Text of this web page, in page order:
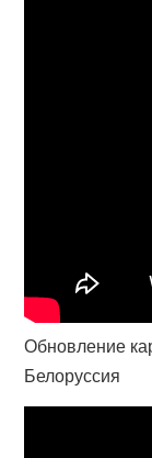
Обновление
Белоруссия